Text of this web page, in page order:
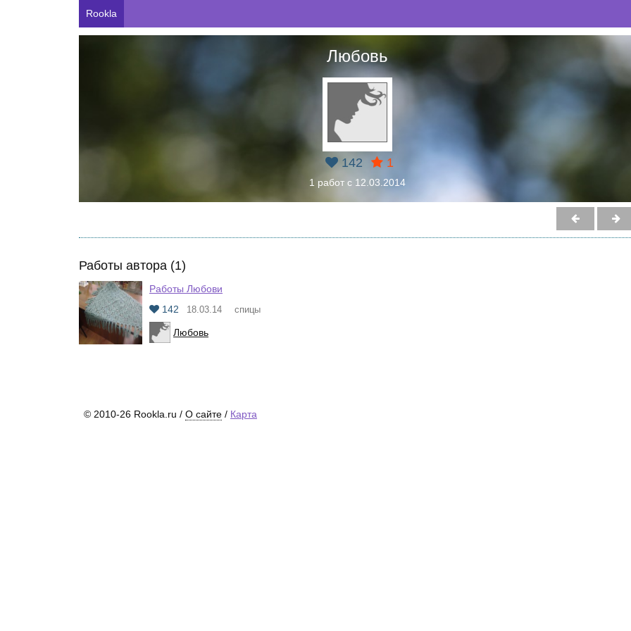
Rookla
Любовь
142 1
1 работ с 12.03.2014
Работы автора (1)
Работы Любови
142
18.03.14 спицы
Любовь
© 2010-26 Rookla.ru / О сайте / Карта